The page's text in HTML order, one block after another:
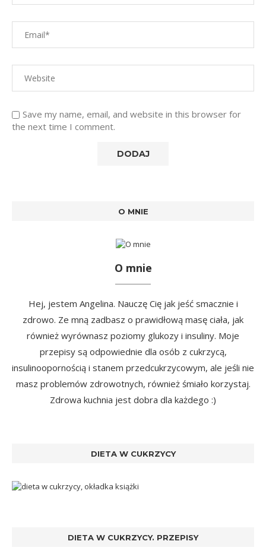
Save my name, email, and website in this browser for
the next time I comment.
O MNIE
O mnie
Hej, jestem Angelina. Nauczę Cię jak jeść smacznie i
zdrowo. Ze mną zadbasz o prawidłową masę ciała, jak
również wyrównasz poziomy glukozy i insuliny. Moje
przepisy są odpowiednie dla osób z cukrzycą,
insulinoopornością i stanem przedcukrzycowym, ale jeśli nie
masz problemów zdrowotnych, również śmiało korzystaj.
Zdrowa kuchnia jest dobra dla każdego :)
DIETA W CUKRZYCY
DIETA W CUKRZYCY. PRZEPISY